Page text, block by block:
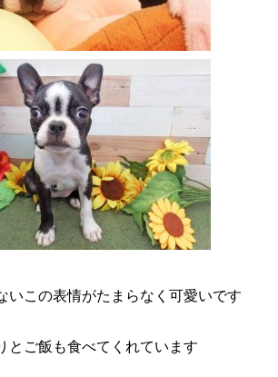
いこの表情がたまらなく可愛いです
とご飯も食べてくれています